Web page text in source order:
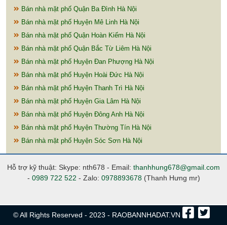
Bán nhà mặt phố Quận Ba Đình Hà Nội
Bán nhà mặt phố Huyện Mê Linh Hà Nội
Bán nhà mặt phố Quận Hoàn Kiếm Hà Nội
Bán nhà mặt phố Quận Bắc Từ Liêm Hà Nội
Bán nhà mặt phố Huyện Đan Phượng Hà Nội
Bán nhà mặt phố Huyện Hoài Đức Hà Nội
Bán nhà mặt phố Huyện Thanh Trì Hà Nội
Bán nhà mặt phố Huyện Gia Lâm Hà Nội
Bán nhà mặt phố Huyện Đông Anh Hà Nội
Bán nhà mặt phố Huyện Thường Tín Hà Nội
Bán nhà mặt phố Huyện Sóc Sơn Hà Nội
Hỗ trợ kỹ thuật: Skype: nth678 - Email: thanhhung678@gmail.com
- 0989 722 522 - Zalo: 0978893678(Thanh Hưng mr)
© All Rights Reserved - 2023 - RAOBANNHADAT.VN